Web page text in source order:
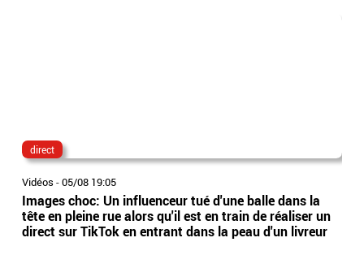
direct
Vidéos -05/08 19:05
Images choc: Un influenceur tué d'une balle dans la
tête en pleine rue alors qu'il est en train de réaliser un
direct sur TikTok en entrant dans la peau d'un livreur